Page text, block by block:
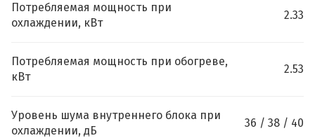
Потребляемая мощность при
охлаждении, кВт
2.33
Потребляемая мощность при обогреве,
кВт
2.53
Уровень шума внутреннего блока при
охлаждении, дБ
36 / 38 / 40